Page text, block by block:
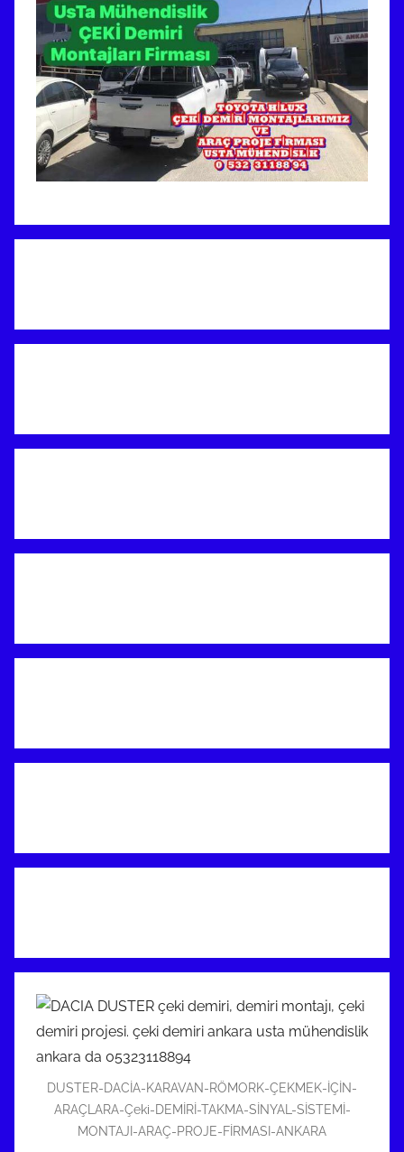
DUSTER-DACİA-KARAVAN-RÖMORK-ÇEKMEK-İÇİN-
ARAÇLARA-Çeki-DEMİRİ-TAKMA-SİNYAL-SİSTEMİ-
MONTAJI-ARAÇ-PROJE-FİRMASI-ANKARA